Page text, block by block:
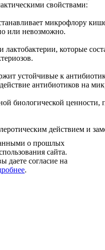
свойствами:
микрофлору
или невозможно.
которые
устойчивые к
антибиотиков на
биологической ценности,
действием и
о прошлых
сайта.
даете согласие на
.